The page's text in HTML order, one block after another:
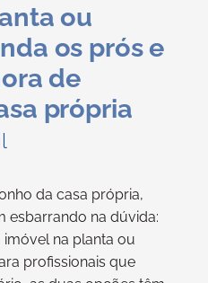
ou
os prós e
de
própria
da casa própria,
esbarrando na dúvida:
na planta ou
profissionais que